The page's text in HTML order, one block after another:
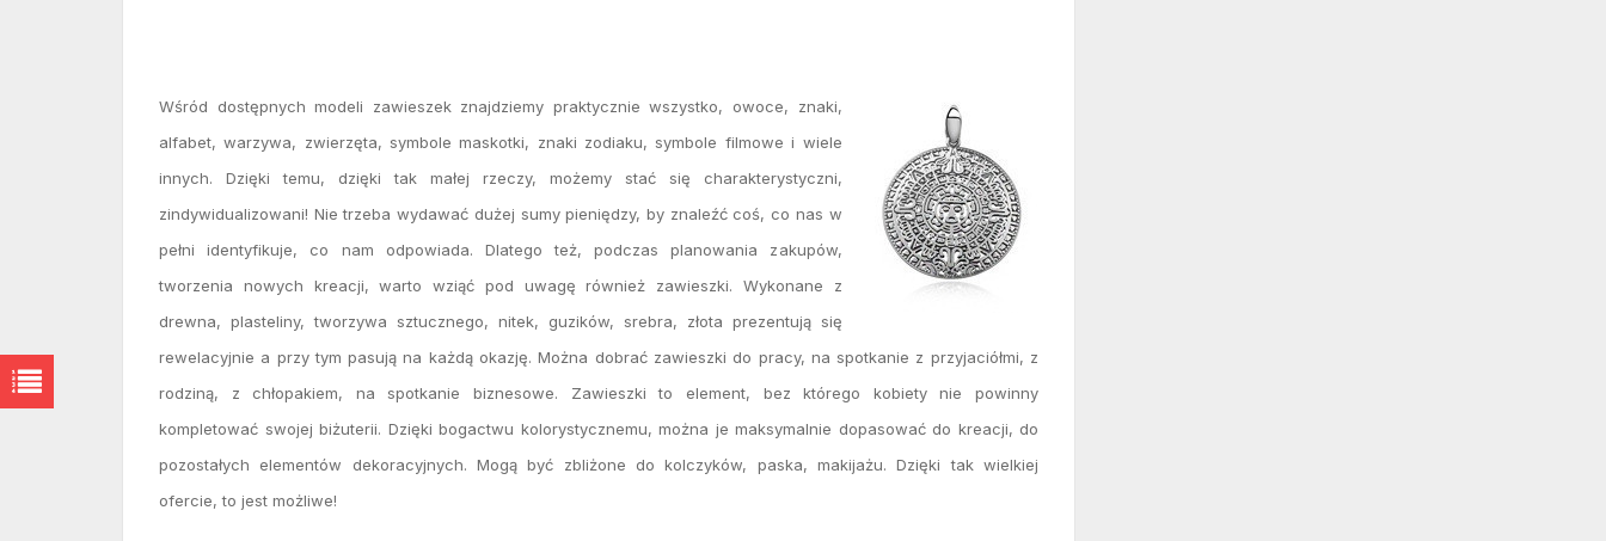
Wśród dostępnych modeli zawieszek znajdziemy praktycznie wszystko, owoce, znaki,
alfabet, warzywa, zwierzęta, symbole maskotki, znaki zodiaku, symbole filmowe i wiele
innych. Dzięki temu, dzięki tak małej rzeczy, możemy stać się charakterystyczni,
zindywidualizowani! Nie trzeba wydawać dużej sumy pieniędzy, by znaleźć coś, co nas w
pełni identyfikuje, co nam odpowiada. Dlatego też, podczas planowania zakupów,
tworzenia nowych kreacji, warto wziąć pod uwagę również zawieszki. Wykonane z
drewna, plasteliny, tworzywa sztucznego, nitek, guzików, srebra, złota prezentują się
rewelacyjnie a przy tym pasują na każdą okazję. Można dobrać zawieszki do pracy, na spotkanie z przyjaciółmi, z
rodziną, z chłopakiem, na spotkanie biznesowe. Zawieszki to element, bez którego kobiety nie powinny
kompletować swojej biżuterii. Dzięki bogactwu kolorystycznemu, można je maksymalnie dopasować do kreacji, do
pozostałych elementów dekoracyjnych. Mogą być zbliżone do kolczyków, paska, makijażu. Dzięki tak wielkiej
ofercie, to jest możliwe!